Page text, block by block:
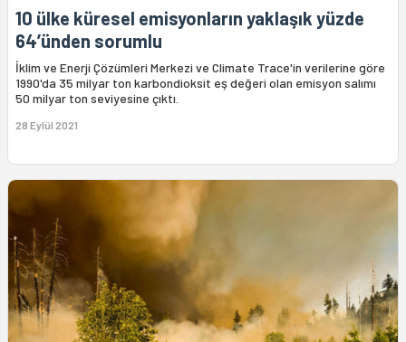
10 ülke küresel emisyonların yaklaşık yüzde
64’ünden sorumlu
İklim ve Enerji Çözümleri Merkezi ve Climate Trace'in verilerine göre
1990'da 35 milyar ton karbondioksit eş değeri olan emisyon salımı
50 milyar ton seviyesine çıktı.
28 Eylül 2021